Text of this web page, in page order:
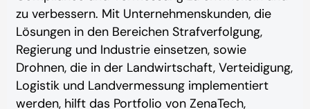
zu verbessern. Mit Unternehmenskunden, die
Lösungen in den Bereichen Strafverfolgung,
Regierung und Industrie einsetzen, sowie
Drohnen, die in der Landwirtschaft, Verteidigung,
Logistik und Landvermessung implementiert
werden, hilft das Portfolio von ZenaTech,